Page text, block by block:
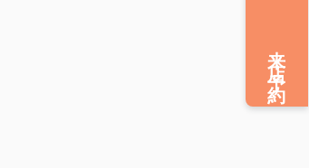
来店予約